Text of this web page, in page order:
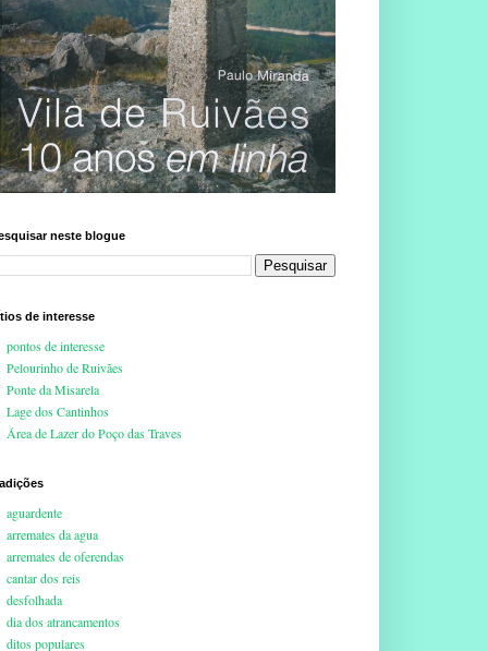
neste blogue
de interesse
pontos de interesse
Pelourinho de Ruivães
Ponte da Misarela
Lage dos Cantinhos
Área de Lazer do Poço das Traves
aguardente
arremates da agua
arremates de oferendas
cantar dos reis
desfolhada
dia dos atrancamentos
ditos populares